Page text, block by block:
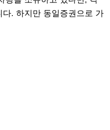
. 하지만 동일증권으로 가